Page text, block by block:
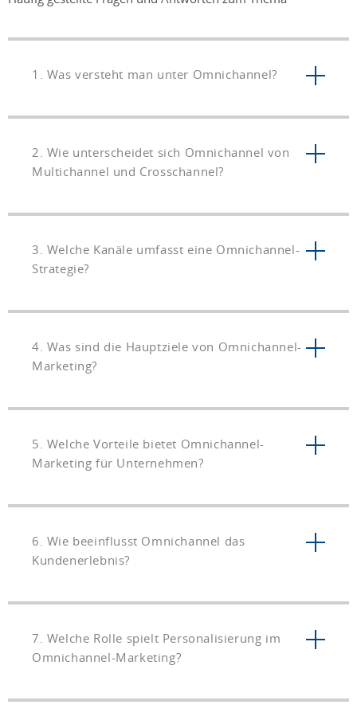
1. Was versteht man unter Omnichannel?
2. Wie unterscheidet sich Omnichannel von
Multichannel und Crosschannel?
3. Welche Kanäle umfasst eine Omnichannel-
Strategie?
4. Was sind die Hauptziele von Omnichannel-
Marketing?
5. Welche Vorteile bietet Omnichannel-
Marketing für Unternehmen?
6. Wie beeinflusst Omnichannel das
Kundenerlebnis?
7. Welche Rolle spielt Personalisierung im
Omnichannel-Marketing?